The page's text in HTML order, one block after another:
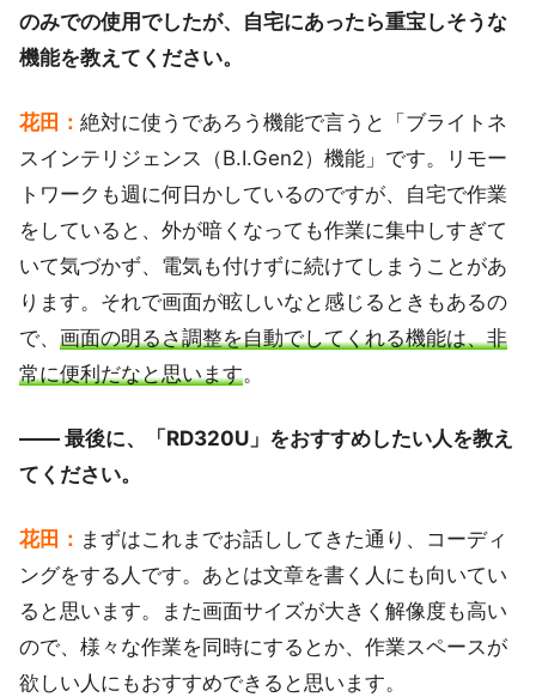
のみでの使用でしたが、自宅にあったら重宝しそうな
機能を教えてください。
花田： 絶対に使うであろう機能で言うと「ブライトネ
スインテリジェンス（B.I.Gen2）機能」です。リモー
トワークも週に何日かしているのですが、自宅で作業
をしていると、外が暗くなっても作業に集中しすぎて
いて気づかず、電気も付けずに続けてしまうことがあ
ります。それで画面が眩しいなと感じるときもあるの
で、 画面の明るさ調整を自動でしてくれる機能は、非
常に便利だなと思います。
―― 最後に、「RD320U」をおすすめしたい人を教え
てください。
花田： まずはこれまでお話ししてきた通り、コーディ
ングをする人です。あとは文章を書く人にも向いてい
ると思います。また画面サイズが大きく解像度も高い
ので、様々な作業を同時にするとか、作業スペースが
欲しい人にもおすすめできると思います。